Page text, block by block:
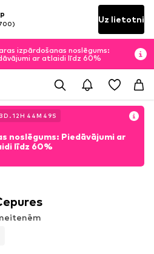
Uz lietotni
izpārdošanas noslēgums:
ar atlaidi līdz 60%
D.12H 44M 48S
noslēgums: Piedāvājumi ar
līdz 60%